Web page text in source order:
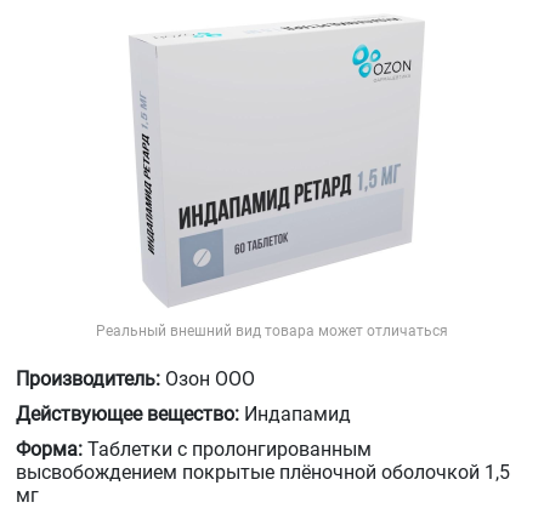
Реальный внешний вид товара может отличаться
Производитель: Озон ООО
Действующее вещество: Индапамид
Форма: Таблетки с пролонгированным
высвобождением покрытые плёночной оболочкой 1,5
мг